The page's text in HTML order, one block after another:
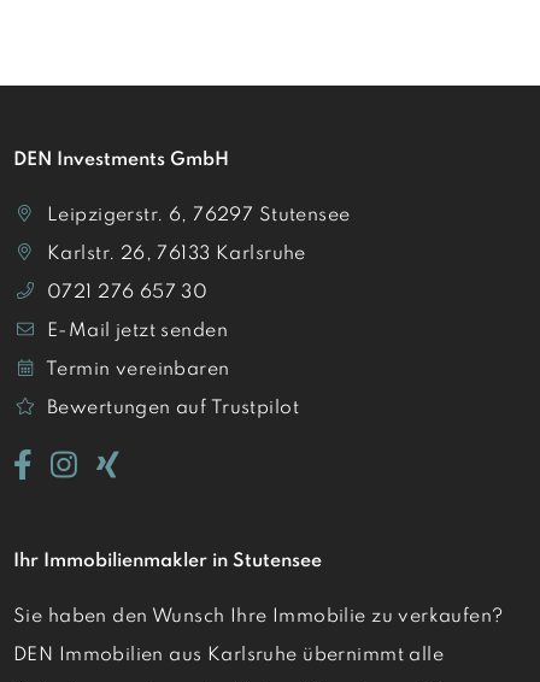
DEN Investments GmbH
Leipzigerstr. 6, 76297 Stutensee
Karlstr. 26, 76133 Karlsruhe
0721 276 657 30
E-Mail jetzt senden
Termin vereinbaren
Bewertungen auf Trustpilot
Ihr Immobilienmakler in Stutensee
Sie haben den Wunsch Ihre Immobilie zu verkaufen?
DEN Immobilien aus Karlsruhe übernimmt alle